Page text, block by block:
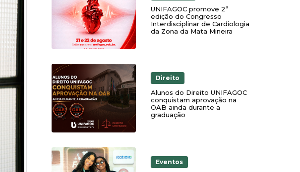
UNIFAGOC promove 2ª
edição do Congresso
Interdisciplinar de Cardiologia
da Zona da Mata Mineira
Direito
Alunos do Direito UNIFAGOC
conquistam aprovação na
OAB ainda durante a
graduação
Eventos